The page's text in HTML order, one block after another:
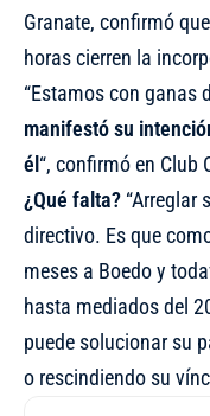
Granate, confirmó
horas cierren la
“Estamos con ganas
manifestó su
él “, confirmó en Club
¿Qué falta? “Arreglar
directivo. Es que
meses a Boedo y
hasta mediados del
puede solucionar su
o rescindiendo su